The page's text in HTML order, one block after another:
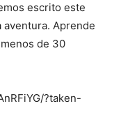
escrito este
Aprende
de 30
?taken-